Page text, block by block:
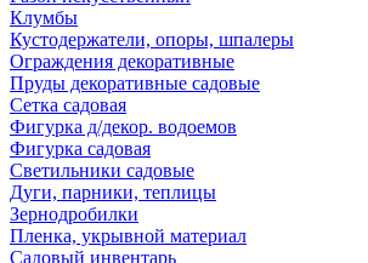
Клумбы
Кустодержатели, опоры, шпалеры
Ограждения декоративные
Пруды декоративные садовые
Сетка садовая
Фигурка д/декор. водоемов
Фигурка садовая
Светильники садовые
Дуги, парники, теплицы
Зернодробилки
Пленка, укрывной материал
Садовый инвентарь